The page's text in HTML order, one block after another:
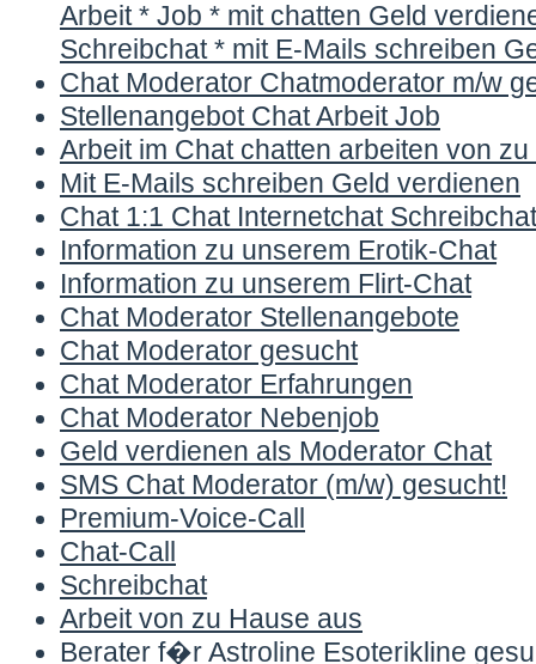
Arbeit * Job * mit chatten Geld
Schreibchat * mit E-Mails schreiben
Chat Moderator Chatmoderator m/w
Stellenangebot Chat Arbeit Job
Arbeit im Chat chatten arbeiten von
Mit E-Mails schreiben Geld verdienen
Chat 1:1 Chat Internetchat Schreibchat
Information zu unserem Erotik-Chat
Information zu unserem Flirt-Chat
Chat Moderator Stellenangebote
Chat Moderator gesucht
Chat Moderator Erfahrungen
Chat Moderator Nebenjob
Geld verdienen als Moderator Chat
SMS Chat Moderator (m/w) gesucht!
Premium-Voice-Call
Chat-Call
Schreibchat
Arbeit von zu Hause aus
Berater f�r Astroline Esoterikline